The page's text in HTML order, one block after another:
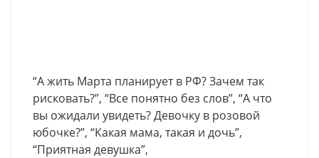
“А жить Марта планирует в РФ? Зачем так
рисковать?”, “Все понятно без слов”, “А что
вы ожидали увидеть? Девочку в розовой
юбочке?”, “Какая мама, такая и дочь”,
“Приятная девушка”,